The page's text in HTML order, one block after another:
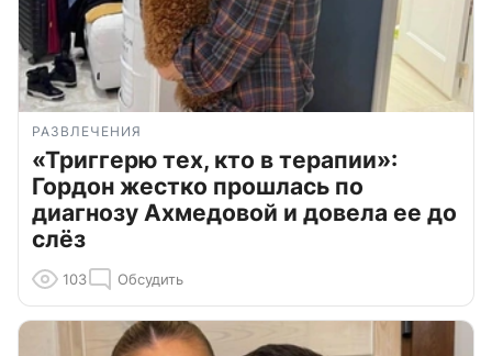
РАЗВЛЕЧЕНИЯ
«Триггерю тех, кто в терапии»:
Гордон жестко прошлась по
диагнозу Ахмедовой и довела ее до
слёз
103 Обсудить